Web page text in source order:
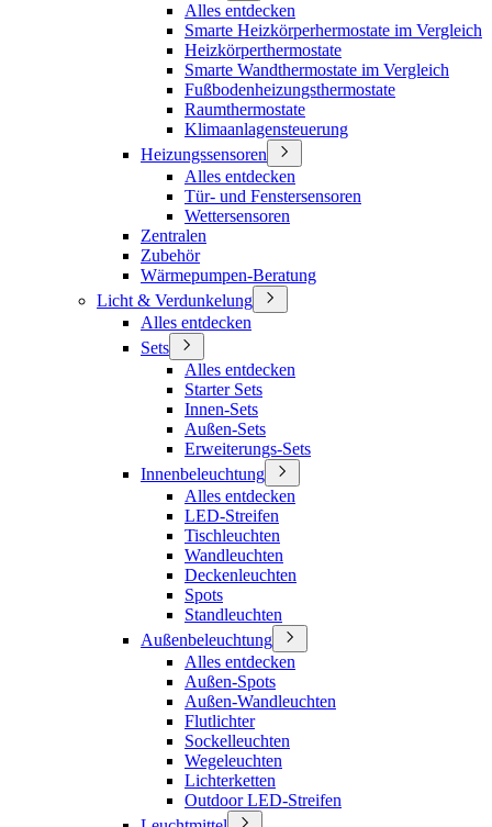
Alles entdecken
Smarte Heizkörperhermostate im Vergleich
Heizkörperthermostate
Smarte Wandthermostate im Vergleich
Fußbodenheizungsthermostate
Raumthermostate
Klimaanlagensteuerung
Heizungssensoren
Alles entdecken
Tür- und Fenstersensoren
Wettersensoren
Zentralen
Zubehör
Wärmepumpen-Beratung
Licht & Verdunkelung
Alles entdecken
Sets
Alles entdecken
Starter Sets
Innen-Sets
Außen-Sets
Erweiterungs-Sets
Innenbeleuchtung
Alles entdecken
LED-Streifen
Tischleuchten
Wandleuchten
Deckenleuchten
Spots
Standleuchten
Außenbeleuchtung
Alles entdecken
Außen-Spots
Außen-Wandleuchten
Flutlichter
Sockelleuchten
Wegeleuchten
Lichterketten
Outdoor LED-Streifen